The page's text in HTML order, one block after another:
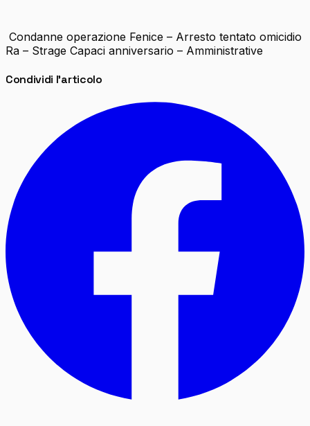
Condanne operazione Fenice – Arresto tentato omicidio
Ra – Strage Capaci anniversario – Amministrative
Condividi l'articolo